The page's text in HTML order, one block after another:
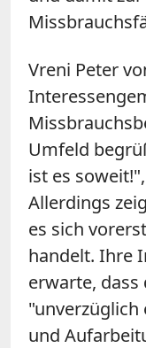
Vreni Peter
Umfeld
ist es
Allerdings
es sich
handelt. Ihre
erwarte,
"unverzüglich
und